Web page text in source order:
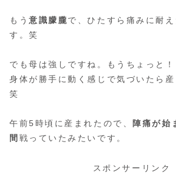
もう意識朦朧で、ひたすら痛みに耐
す。笑
でも母は強しですね。もうちょっと
身体が勝手に動く感じで気づいたら産
笑
午前5時頃に産まれたので、
陣痛が始
間 戦っていたみたいです。
スポンサーリンク